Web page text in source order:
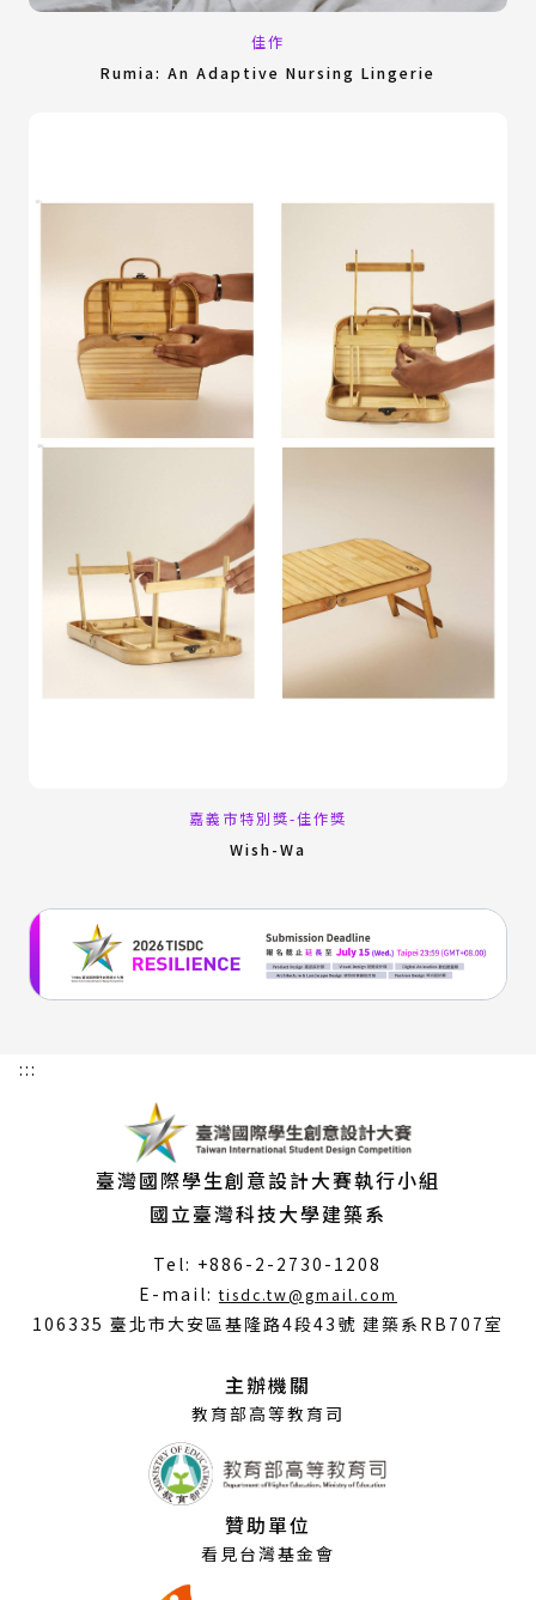
佳作
Rumia: An Adaptive Nursing Lingerie
嘉義市特別獎-佳作獎
Wish-Wa
:::
臺灣國際學生創意設計大賽執行小組
國立臺灣科技大學建築系
Tel: +886-2-2730-1208
E-mail:tisdc.tw@gmail.com
開
106335 臺北市大安區基隆路4段43號 建築系RB707室
主辦機關
教育部高等教育司
贊助單位
看見台灣基金會